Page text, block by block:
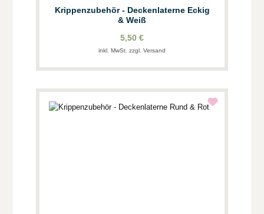
Krippenzubehör - Deckenlaterne Eckig
& Weiß
5,50 €
inkl. MwSt. zzgl. Versand